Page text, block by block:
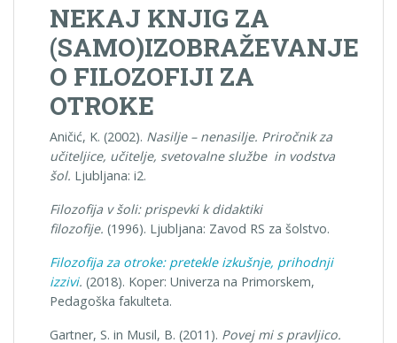
NEKAJ KNJIG ZA
(SAMO)IZOBRAŽEVANJE
O FILOZOFIJI ZA
OTROKE
Aničić, K. (2002). Nasilje – nenasilje. Priročnik za
učiteljice, učitelje, svetovalne službe in vodstva
šol. Ljubljana: i2.
Filozofija v šoli: prispevki k didaktiki
filozofije. (1996). Ljubljana: Zavod RS za šolstvo.
Filozofija za otroke: pretekle izkušnje, prihodnji
izzivi. (2018). Koper: Univerza na Primorskem,
Pedagoška fakulteta.
Gartner, S. in Musil, B. (2011). Povej mi s pravljico.